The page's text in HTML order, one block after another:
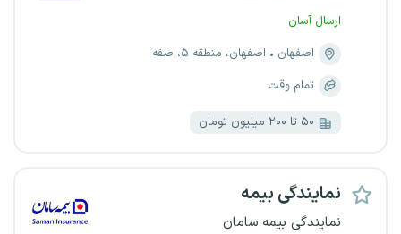
ارسال آسان
اصفهان
اصفهان، منطقه ۵، صفه
تمام وقت
۵۰ تا ۲۰۰ میلیون تومان
نمایندگی بیمه
نمایندگی بیمه سامان